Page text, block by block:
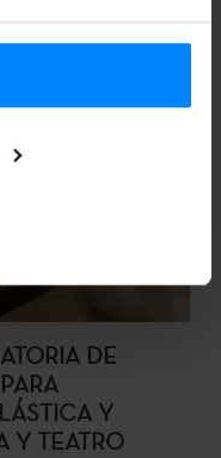
DE
Y
Y TEATRO